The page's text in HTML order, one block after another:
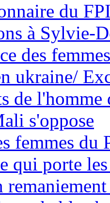
du
à Sylvie-
des
ukraine/
de
s'oppose
femmes du
qui porte